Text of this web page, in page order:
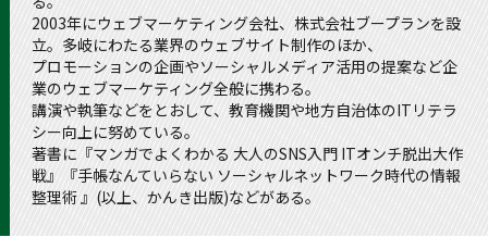
2003年にウェブマーケティング会社、株式会社ブープランを設
立。多岐にわたる業界のウェブサイト制作のほか、
プロモーションの企画やソーシャルメディア活用の提案など企
業のウェブマーケティング全般に携わる。
講演や執筆などをとおして、教育機関や地方自治体のITリテラ
シー向上に努めている。
著書に『マンガでよくわかる 大人のSNS入門 ITオンチ脱出大作
戦』『手帳なんていらない ソーシャルネットワーク時代の情報
整理術 』(以上、かんき出版)などがある。